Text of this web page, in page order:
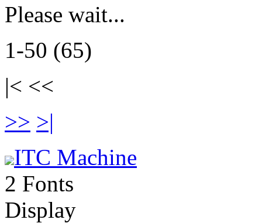
Please wait...
1-50 (65)
|< <<
>> >|
ITC Machine
2 Fonts
Display